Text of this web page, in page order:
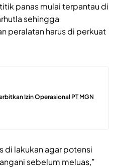
panas mulai terpantau di
sehingga
peralatan harus di perkuat
Izin Operasional PT MGN
di lakukan agar potensi
sebelum meluas,”